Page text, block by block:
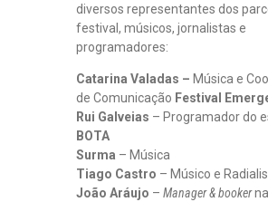
diversos representantes dos
festival, músicos, jornalistas e
programadores:
Catarina Valadas – Música e
de Comunicação Festival
Rui Galveias – Programador do
BOTA
Surma – Música
Tiago Castro – Músico e
João Aráujo – Manager & booker